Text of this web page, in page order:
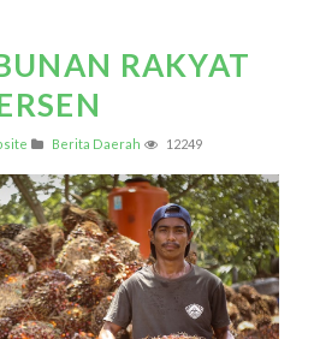
RAKYAT
Berita Daerah 12249